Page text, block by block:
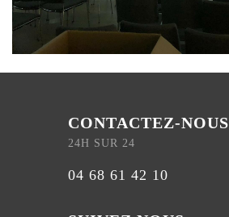
CONTACTEZ-NOUS
24H SUR 24
04 68 61 42 10